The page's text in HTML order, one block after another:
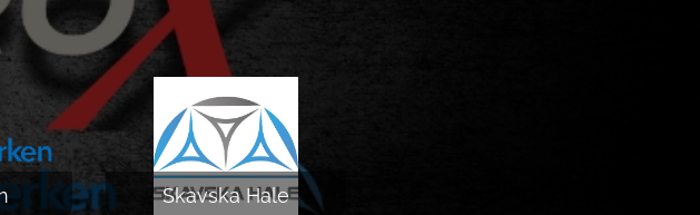
Skavska Hale